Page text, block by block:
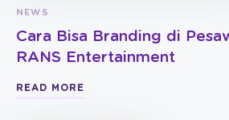
NEWS
Cara Bisa Branding di
RANS Entertainment
READ MORE